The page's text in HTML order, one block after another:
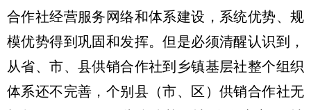
合作社经营服务网络和体系建设，系统优势、规
模优势得到巩固和发挥。但是必须清醒认识到，
从省、市、县供销合作社到乡镇基层社整个组织
体系还不完善，个别县（市、区）供销合作社无